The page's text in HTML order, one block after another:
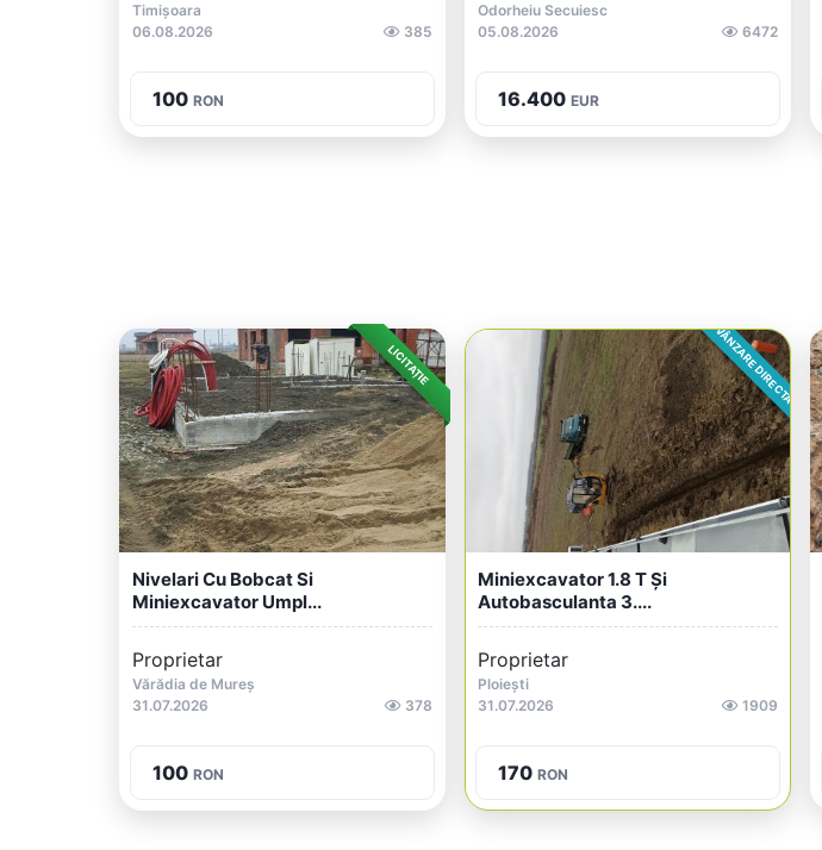
Timișoara
06.08.2026
385
100 RON
Odorheiu Secuiesc
05.08.2026
6472
16.400 EUR
LICITAȚIE
Nivelari Cu Bobcat Si
Miniexcavator Umpl...
Proprietar
Vărădia de Mureș
31.07.2026
378
100 RON
VÂNZARE DIRECTA
Miniexcavator 1.8 T Și
Autobasculanta 3....
Proprietar
Ploiești
31.07.2026
1909
170 RON